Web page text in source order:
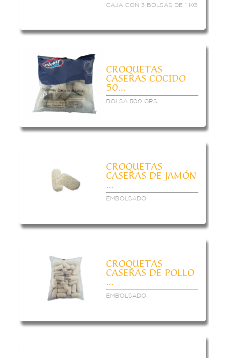
CAJA CON 3 BOLSAS DE 1 KG
CROQUETAS
CASERAS COCIDO
50...
BOLSA 500 GRS
CROQUETAS
CASERAS DE JAMÓN
...
EMBOLSADO
CROQUETAS
CASERAS DE POLLO
...
EMBOLSADO